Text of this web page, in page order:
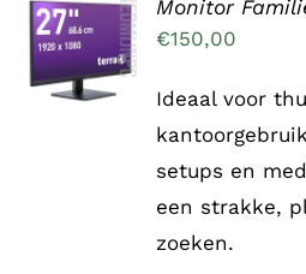
TOEVOEGEN
AAN
WINKELWAGEN
/
DETAILS
Monitor
€150,00
Ideaal voor
setups en
een strakke,
zoeken.